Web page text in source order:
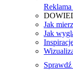
Reklama
Jak
Jak